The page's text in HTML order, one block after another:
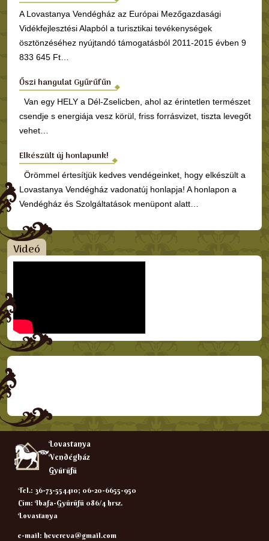
A Lovastanya Vendégház az Európai Mezőgazdasági
Vidékfejlesztési Alapból a turisztikai tevékenységek
ösztönzéséhez nyújtandó támogatásból 2011-2015 évben 9
833 645 Ft…
Őszi hangulat Gyűrűfűn
Van egy HELY a Dél-Zselicben, ahol az érintetlen természet
csendje s energiája vesz körül, friss forrásvizet, tiszta levegőt
vehet…
Elkészült új honlapunk!
Örömmel értesítjük kedves vendégeinket, hogy elkészült a
Lovastanya Vendégház vadonatúj honlapja! A honlapon a
Vendégház és Szolgáltatások menüpont alatt…
Videó
Lovastanya
Vendégház
Gyűrűfű
Tel.: 36-73-554410; 06-20-6655-950
Cím: Ibafa-Gyűrűfű 086/4 hrsz.
Lovastanya
e-mail: hevereva@gmail.com